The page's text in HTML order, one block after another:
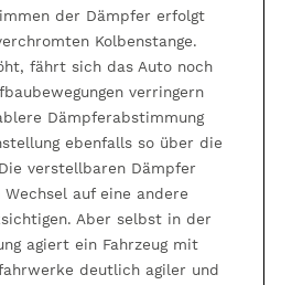
der Dämpfer erfolgt
Kolbenstange.
fährt sich das Auto noch
verringern
Dämpferabstimmung
ebenfalls so über die
verstellbaren Dämpfer
auf eine andere
Aber selbst in der
agiert ein Fahrzeug mit
deutlich agiler und